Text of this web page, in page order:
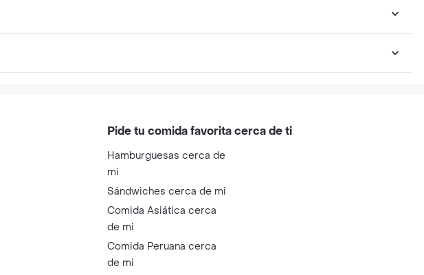
Pide tu comida favorita cerca de ti
Hamburguesas cerca de
mi
Sándwiches cerca de mi
Comida Asiática cerca
de mi
Comida Peruana cerca
de mi